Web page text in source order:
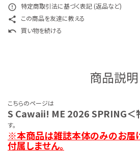
error_outline 特定商取引法に基づく表記 (返品など)
share この商品を友達に教える
undo 買い物を続ける
商品説明
こちらのページは
S Cawaii! ME 2026 SPRING＜
す。
※本商品は雑誌本体のみのお届
付属しません。